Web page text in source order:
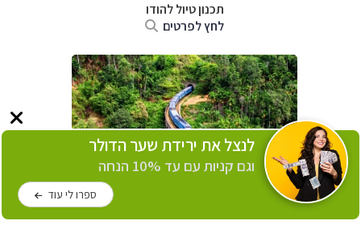
תכנון טיוללהודו
לחץ לפרטים
לנצל את ירידת שער הדולר
וגם קניות עם עד 10% הנחה
ספרו לי עוד